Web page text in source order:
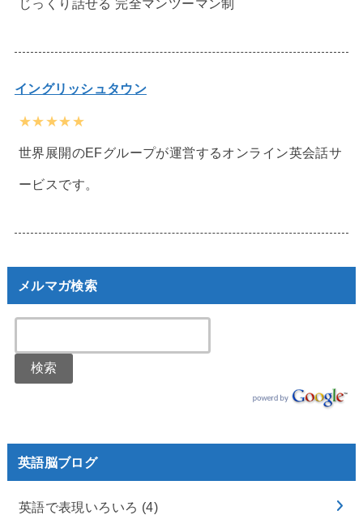
じっくり話せる 完全マンツーマン制
イングリッシュタウン
★★★★★
世界展開のEFグループが運営するオンライン英会話サ
ービスです。
メルマガ検索
英語脳ブログ
英語で表現いろいろ (4)